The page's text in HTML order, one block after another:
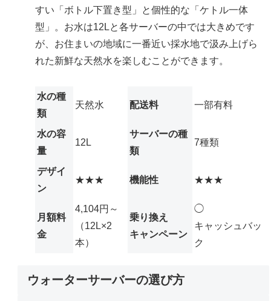
すい「ボトル下置き型」と個性的な「ケトル一体
型」。お水は12Lと各サーバーの中では大きめです
が、お住まいの地域に一番近い採水地で汲み上げら
れた新鮮な天然水を楽しむことができます。
水の種
類
天然水 配送料 一部有料
水の容
量
12L
サーバーの種
類
7種類
デザイ
ン
★★★ 機能性 ★★★
月額料
金
4,104円～
（12L×2
本）
乗り換え
キャンペーン
◯
キャッシュバッ
ク
ウォーターサーバーの選び方